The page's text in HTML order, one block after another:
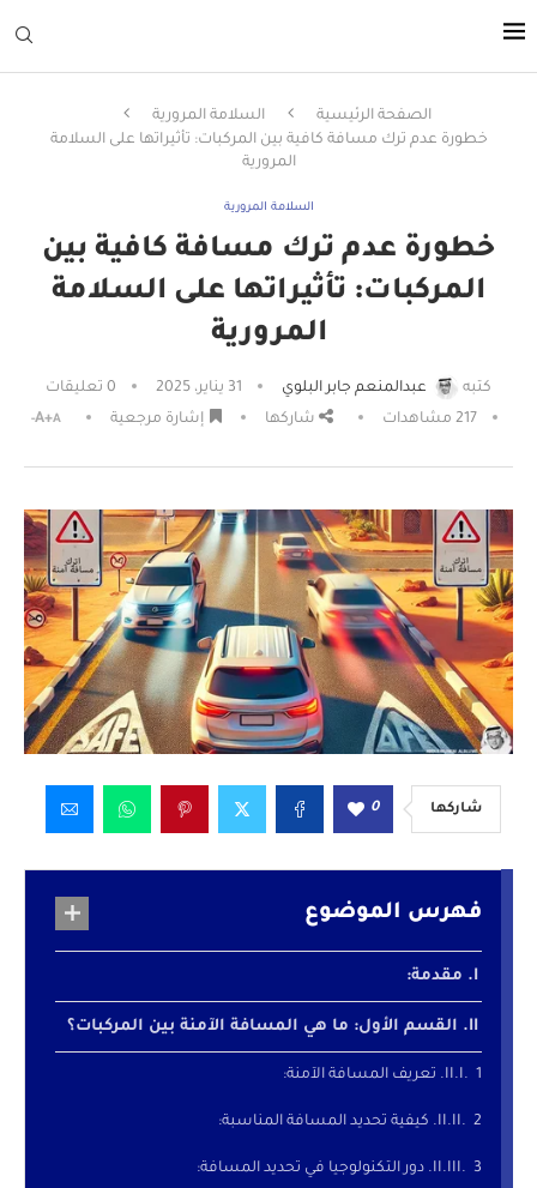
الصفحة الرئيسية
السلامة المرورية
خطورة عدم ترك مسافة كافية بين المركبات: تأثيراتها على السلامة
المرورية
السلامة المرورية
خطورة عدم ترك مسافة كافية بين
المركبات: تأثيراتها على السلامة
المرورية
كتبه عبدالمنعم جابر البلوي 31 يناير، 2025
0 تعليقات
217 مشاهدات شاركها إشارة مرجعية A+A-
شاركها 0
فهرس الموضوع
مقدمة:
القسم الأول: ما هي المسافة الآمنة بين المركبات؟
1. تعريف المسافة الآمنة:
2. كيفية تحديد المسافة المناسبة:
3. دور التكنولوجيا في تحديد المسافة: